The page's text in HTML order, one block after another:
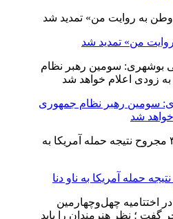
من» تمدید شد
سومین رهبر نظام جمهوری
شد